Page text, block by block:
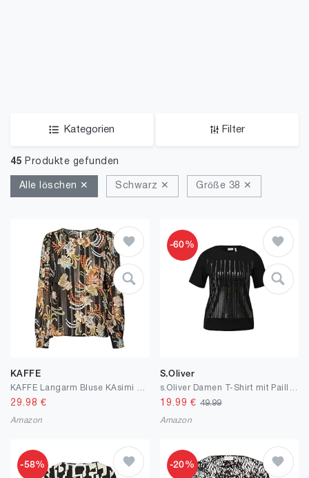
Kategorien Filter
45 Produkte gefunden
Alle löschen ✕ Schwarz ✕ Größe 38 ✕
KAFFE
29.98 €
Amazon
-60%
S.Oliver
19.99 € 49.99
Amazon
-58% -20%